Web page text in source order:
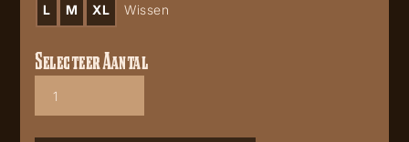
L M XL Wissen
Western
snap
Selecteer Aantal